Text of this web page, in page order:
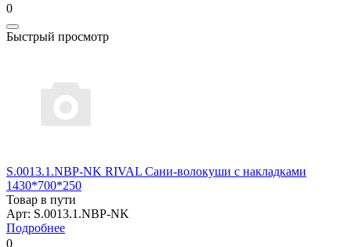
0
Быстрый просмотр
S.0013.1.NBP-NK RIVAL Сани-волокуши с накладками
1430*700*250
Товар в пути
Арт: S.0013.1.NBP-NK
Подробнее
0